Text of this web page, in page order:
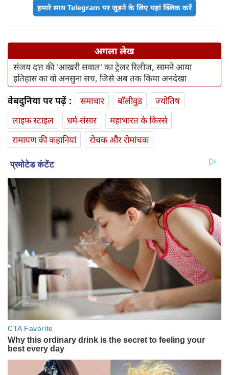
हमारे साथ Telegram पर जुड़ने के लिए यहां क्लिक करें
अगला लेख
संजय दत्त की 'आखरी सवाल' का ट्रेलर रिलीज, सामने आया
इतिहास का वो अनसुना सच, जिसे अब तक किया अनदेखा
वेबदुनिया पर पढ़ें : समाचार बॉलीवुड
ज्योतिष
लाइफ स्‍टाइल
धर्म-संसार
महाभारत के किस्से
रामायण की कहानियां
रोचक और रोमांचक